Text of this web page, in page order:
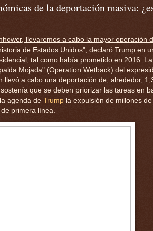
de la deportación masiva:
llevaremos a cabo la mayor operación
de Estados Unidos", declaró Trump en
tal como había prometido en 2016.
Mojada" (Operation Wetback) del
llevó a cabo una deportación de, alrededor,
que se deben priorizar las tareas en
agenda de Trump la expulsión de millones de
primera línea.